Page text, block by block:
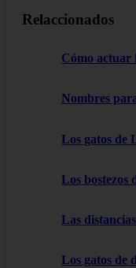
Relaccionados
Cómo actuar
Nombres
Los gatos de
Los bostezos
Las
Los gatos de